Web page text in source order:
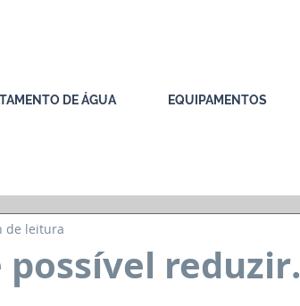
DE ÁGUA EQUIPAMENTOS
possível reduzir.
de leitura